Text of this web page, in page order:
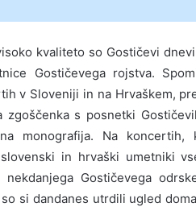
kvaliteto so Gostičevi
Gostičevega rojstva.
v Sloveniji in na Hrvaškem,
zgoščenka s posnetki
monografija. Na
in hrvaški umetniki
nekdanjega Gostičevega
si dandanes utrdili ugled